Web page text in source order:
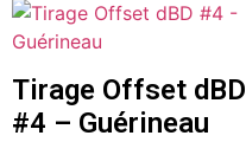
Tirage Offset dBD
#4 – Guérineau